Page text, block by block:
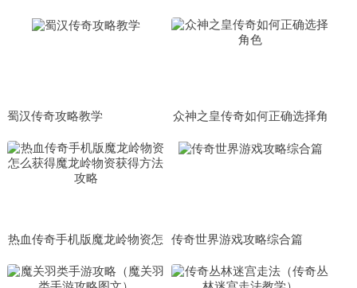
蜀汉传奇攻略教学
众神之皇传奇如何正确选择角
热血传奇手机版魔龙岭物资怎
略
传奇世界游戏攻略综合篇